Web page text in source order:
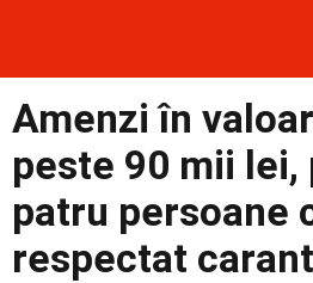
Prima
Amenzi în
peste 90 mii lei,
patru persoane
respectat